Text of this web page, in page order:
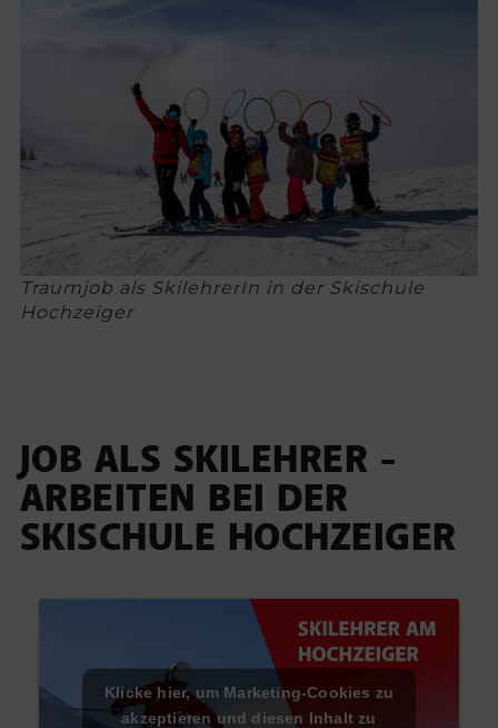
Traumjob als SkilehrerIn in der Skischule
Hochzeiger
JOB ALS SKILEHRER -
ARBEITEN BEI DER
SKISCHULE HOCHZEIGER
Klicke hier, um Marketing-Cookies zu
akzeptieren und diesen Inhalt zu